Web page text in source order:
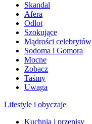
Skandal
Afera
Odlot
Szokujące
Mądrości celebrytów
Sodoma i Gomora
Mocne
Zobacz
Taśmy
Uwaga
Lifestyle i obyczaje
Kuchnia i przepisy